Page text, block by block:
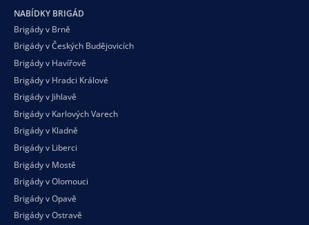
NABÍDKY BRIGÁD
Brigády v Brně
Brigády v Českých Budějovicích
Brigády v Havířově
Brigády v Hradci Králové
Brigády v Jihlavě
Brigády v Karlových Varech
Brigády v Kladně
Brigády v Liberci
Brigády v Mostě
Brigády v Olomouci
Brigády v Opavě
Brigády v Ostravě